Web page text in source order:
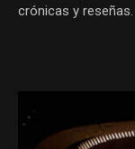
crónicas y reseñas.